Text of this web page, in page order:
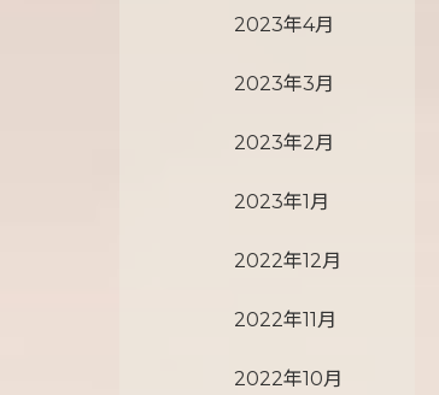
2023年4月
2023年3月
2023年2月
2023年1月
2022年12月
2022年11月
2022年10月